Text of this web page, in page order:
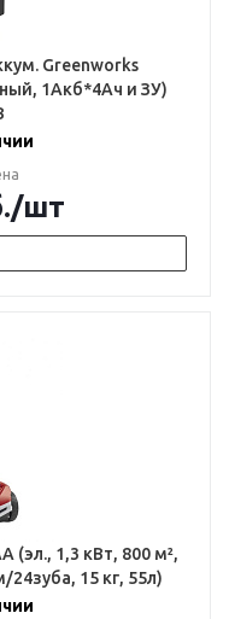
Greenworks
1Акб*4Ач и ЗУ)
/шт
(эл., 1,3 кВт, 800 м²,
15 кг, 55л)